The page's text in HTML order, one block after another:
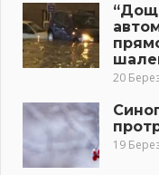
“Дощ
20
19